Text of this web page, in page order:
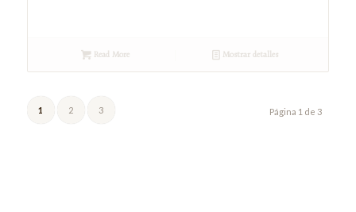
Read More Mostrar detalles
Página 1 de 3
1 2 3